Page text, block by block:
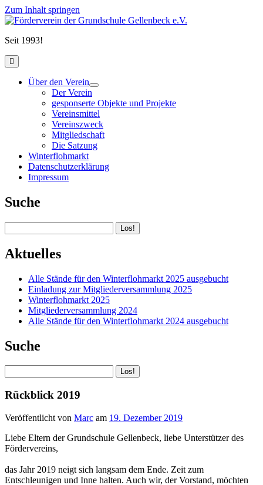
Zum Inhalt springen
Förderverein
Grundschule
e.V.
Seit 1993!
open
primary
Über den Verein
open
child
menu
Der Verein
gesponserte Objekte und Projekte
Vereinsmittel
Vereinszweck
Mitgliedschaft
Die Satzung
Winterflohmarkt
Datenschutzerklärung
Impressum
Sidebar
Suche
Aktuelles
Alle Stände für den Winterflohmarkt 2025 ausgebucht
Einladung zur Mitgliederversammlung 2025
Winterflohmarkt 2025
Mitgliederversammlung 2024
Alle Stände für den Winterflohmarkt 2024 ausgebucht
Suche
Rückblick 2019
Veröffentlicht von Marc am 19. Dezember 2019
Liebe Eltern der Grundschule Gellenbeck, liebe Unterstützer des
Fördervereins,
das Jahr 2019 neigt sich langsam dem Ende. Zeit zum
Entschleunigen und Inne halten. Auch wir, der Vorstand, möchten